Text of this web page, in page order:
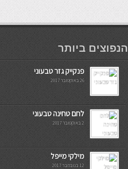
мостбет кг
הנפוצים ביותר
פנקייק גזר טבעוני
26 באוקטובר 2017
לחם טחינה טבעוני
2 באוקטובר 2017
מילקי מייפל
12 בנובמבר 2017